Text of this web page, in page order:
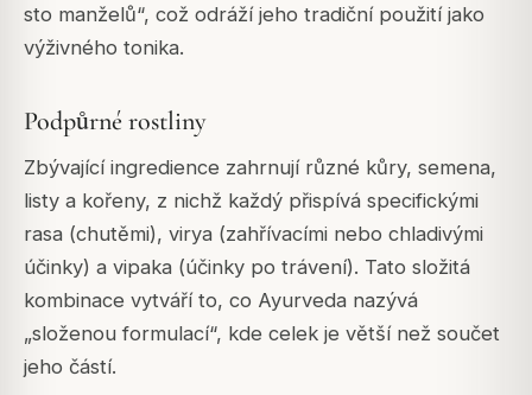
sto manželů“, což odráží jeho tradiční použití jako
výživného tonika.
Podpůrné rostliny
Zbývající ingredience zahrnují různé kůry, semena,
listy a kořeny, z nichž každý přispívá specifickými
rasa (chutěmi), virya (zahřívacími nebo chladivými
účinky) a vipaka (účinky po trávení). Tato složitá
kombinace vytváří to, co Ayurveda nazývá
„složenou formulací“, kde celek je větší než součet
jeho částí.